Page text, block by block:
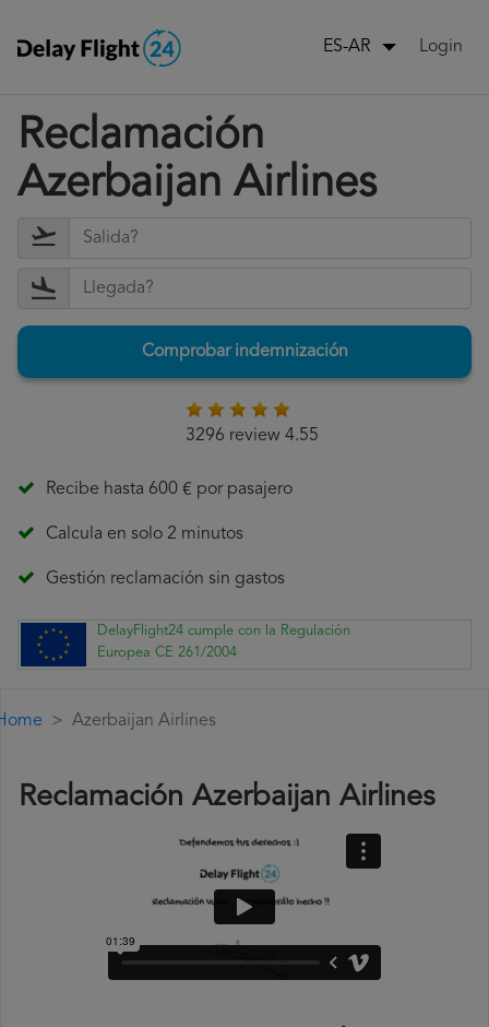
ES-AR Login
Reclamación
Azerbaijan Airlines
Comprobar indemnización
3296 review 4.55
Recibe hasta 600 € por pasajero
Calcula en solo 2 minutos
Gestión reclamación sin gastos
DelayFlight24 cumple con la Regulación
Europea CE 261/2004
Azerbaijan Airlines
Reclamación Azerbaijan Airlines